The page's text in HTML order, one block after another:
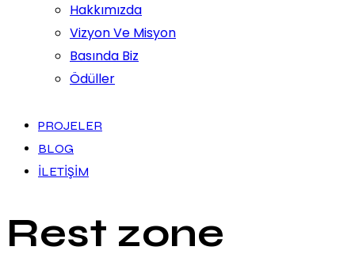
Hakkımızda
Vizyon Ve Misyon
Basında Biz
Ödüller
PROJELER
BLOG
İLETİŞİM
Rest zone